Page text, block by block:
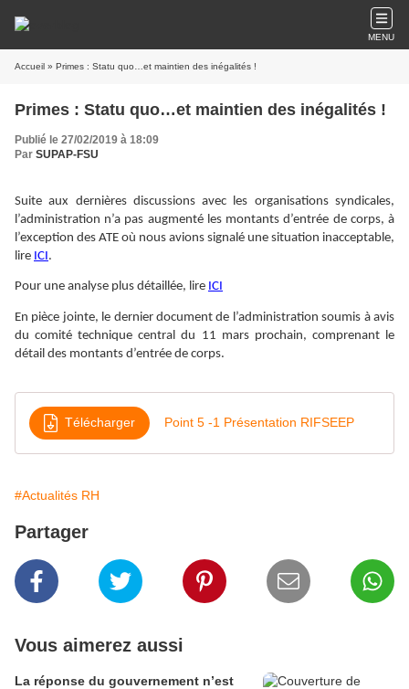
MENU
Accueil » Primes : Statu quo…et maintien des inégalités !
Primes : Statu quo…et maintien des inégalités !
Publié le 27/02/2019 à 18:09
Par SUPAP-FSU
Suite aux dernières discussions avec les organisations syndicales,
l’administration n’a pas augmenté les montants d’entrée de corps, à
l’exception des ATE où nous avions signalé une situation inacceptable,
lire ICI.
Pour une analyse plus détaillée, lire ICI
En pièce jointe, le dernier document de l’administration soumis à avis
du comité technique central du 11 mars prochain, comprenant le
détail des montants d’entrée de corps.
Télécharger Point 5 -1 Présentation RIFSEEP
#Actualités RH
Partager
Vous aimerez aussi
La réponse du gouvernement n’est